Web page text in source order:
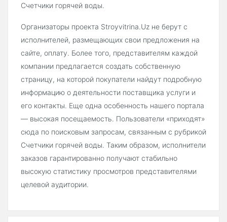
Счетчики горячей воды.
Организаторы проекта Stroyvitrina.Uz не берут с
исполнителей, размещающих свои предложения на
сайте, оплату. Более того, представителям каждой
компании предлагается создать собственную
страницу, на которой покупатели найдут подробную
информацию о деятельности поставщика услуги и
его контакты. Еще одна особенность нашего портала
— высокая посещаемость. Пользователи «приходят»
сюда по поисковым запросам, связанным с рубрикой
Счетчики горячей воды. Таким образом, исполнители
заказов гарантированно получают стабильно
высокую статистику просмотров представителями
целевой аудитории.